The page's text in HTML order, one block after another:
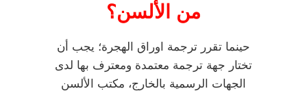
من الألسن؟
حينما تقرر ترجمة اوراق الهجرة؛ يجب أن
تختار جهة ترجمة معتمدة ومعترف بها لدى
الجهات الرسمية بالخارج، مكتب الألسن